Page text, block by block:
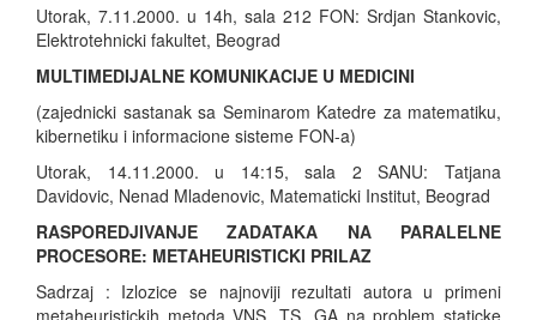
Utorak, 7.11.2000. u 14h, sala 212 FON: Srdjan Stankovic,
Elektrotehnicki fakultet, Beograd
MULTIMEDIJALNE KOMUNIKACIJE U MEDICINI
(zajednicki sastanak sa Seminarom Katedre za matematiku,
kibernetiku i informacione sisteme FON-a)
Utorak, 14.11.2000. u 14:15, sala 2 SANU: Tatjana
Davidovic, Nenad Mladenovic, Matematicki Institut, Beograd
RASPOREDJIVANJE ZADATAKA NA PARALELNE
PROCESORE: METAHEURISTICKI PRILAZ
Sadrzaj : Izlozice se najnoviji rezultati autora u primeni
metaheuristickih metoda VNS, TS, GA na problem staticke